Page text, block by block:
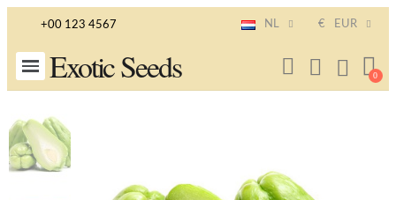
+00 123 4567 NL € EUR
Exotic Seeds